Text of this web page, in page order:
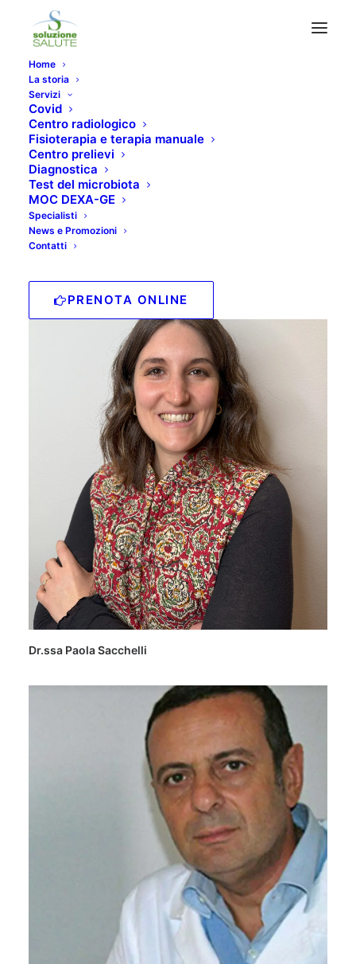
Home
La storia
Servizi
Covid
Centro radiologico
Fisioterapia e terapia manuale
Centro prelievi
Diagnostica
Test del microbiota
MOC DEXA-GE
Specialisti
News e Promozioni
Contatti
PRENOTA ONLINE
Archives Specialisti
Dr.ssa Paola Sacchelli